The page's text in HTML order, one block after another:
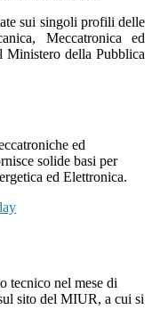
sui singoli profili delle
Meccatronica ed
Ministero della Pubblica
ed
solide basi per
ed Elettronica.
tecnico nel mese di
sito del MIUR, a cui si